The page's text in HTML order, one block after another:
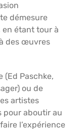
démesure
en étant tour à
des œuvres
(Ed Paschke,
ou de
artistes
pour aboutir au
l’expérience